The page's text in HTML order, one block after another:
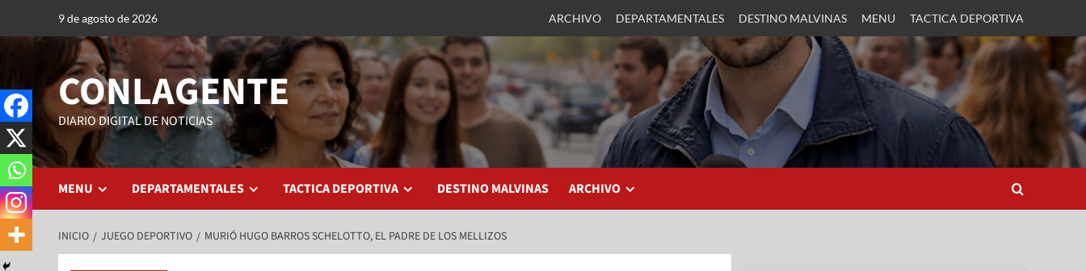
9 de agosto de 2026 ARCHIVO DEPARTAMENTALES DESTINO MALVINAS MENU TACTICA DEPORTIVA
CONLAGENTE
DIARIO DIGITAL DE NOTICIAS
MENU DEPARTAMENTALES TACTICA DEPORTIVA DESTINO MALVINAS ARCHIVO
INICIO JUEGO DEPORTIVO MURIÓ HUGO BARROS SCHELOTTO, EL PADRE DE LOS MELLIZOS